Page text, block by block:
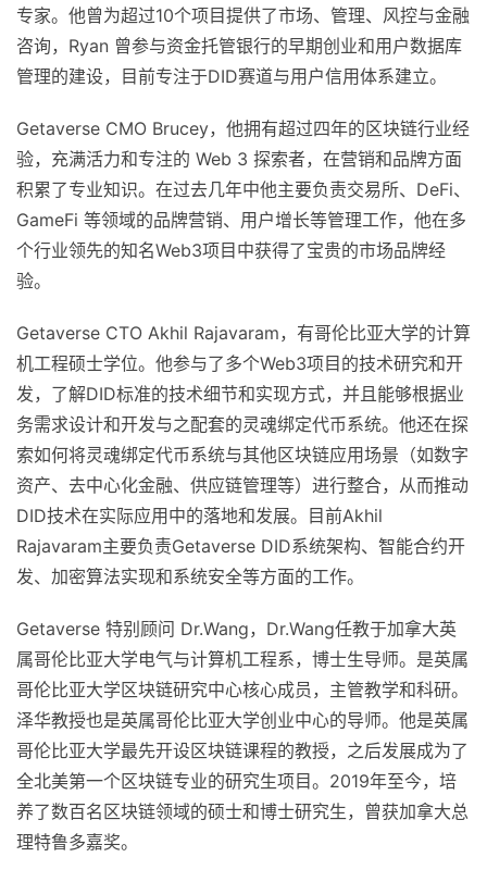
专家。他曾为超过10个项目提供了市场、管理、风控与金融
咨询，Ryan 曾参与资金托管银行的早期创业和用户数据库
管理的建设，目前专注于DID赛道与用户信用体系建立。
Getaverse CMO Brucey，他拥有超过四年的区块链行业经
验，充满活力和专注的 Web 3 探索者，在营销和品牌方面
积累了专业知识。在过去几年中他主要负责交易所、DeFi、
GameFi 等领域的品牌营销、用户增长等管理工作，他在多
个行业领先的知名Web3项目中获得了宝贵的市场品牌经
验。
Getaverse CTO Akhil Rajavaram，有哥伦比亚大学的计算
机工程硕士学位。他参与了多个Web3项目的技术研究和开
发，了解DID标准的技术细节和实现方式，并且能够根据业
务需求设计和开发与之配套的灵魂绑定代币系统。他还在探
索如何将灵魂绑定代币系统与其他区块链应用场景（如数字
资产、去中心化金融、供应链管理等）进行整合，从而推动
DID技术在实际应用中的落地和发展。目前Akhil
Rajavaram主要负责Getaverse DID系统架构、智能合约开
发、加密算法实现和系统安全等方面的工作。
Getaverse 特别顾问 Dr.Wang，Dr.Wang任教于加拿大英
属哥伦比亚大学电气与计算机工程系，博士生导师。是英属
哥伦比亚大学区块链研究中心核心成员，主管教学和科研。
泽华教授也是英属哥伦比亚大学创业中心的导师。他是英属
哥伦比亚大学最先开设区块链课程的教授，之后发展成为了
全北美第一个区块链专业的研究生项目。2019年至今，培
养了数百名区块链领域的硕士和博士研究生，曾获加拿大总
理特鲁多嘉奖。